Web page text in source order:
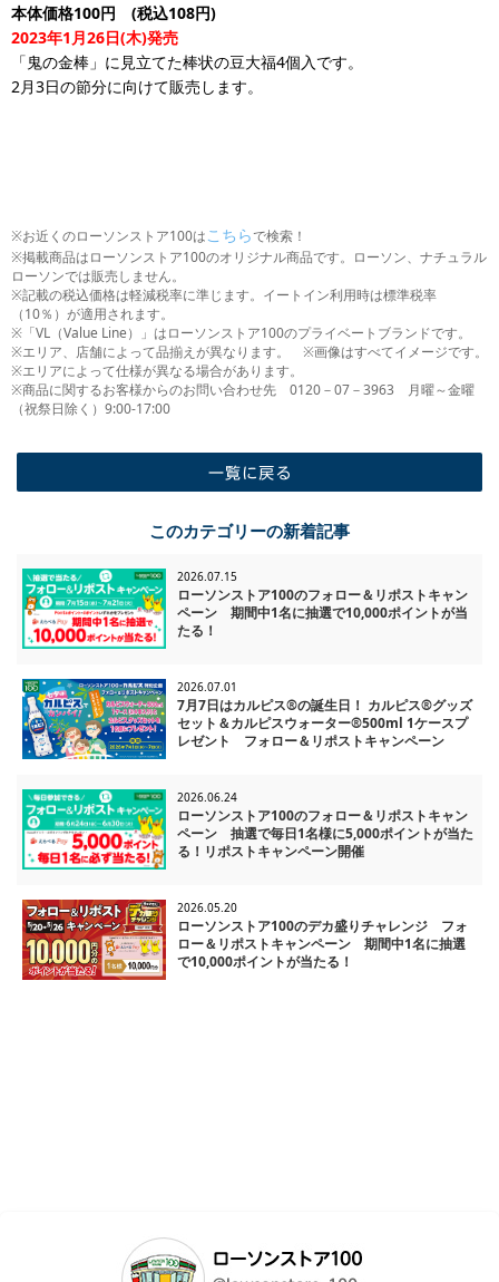
本体価格100円 (税込108円)
2023年1月26日(木)発売
「鬼の金棒」に見立てた棒状の豆大福4個入です。
2月3日の節分に向けて販売します。
※お近くのローソンストア100はこちらで検索！
※掲載商品はローソンストア100のオリジナル商品です。ローソン、ナチュラル
ローソンでは販売しません。
※記載の税込価格は軽減税率に準じます。イートイン利用時は標準税率
（10％）が適用されます。
※「VL（Value Line）」はローソンストア100のプライベートブランドです。
※エリア、店舗によって品揃えが異なります。 ※画像はすべてイメージです。
※エリアによって仕様が異なる場合があります。
※商品に関するお客様からのお問い合わせ先 0120－07－3963 月曜～金曜
（祝祭日除く）9:00-17:00
このカテゴリーの新着記事
2026.07.15
ローソンストア100のフォロー＆リポストキャン
ペーン 期間中1名に抽選で10,000ポイントが当
たる！
2026.07.01
7月7日はカルピス®の誕生日！ カルピス®グッズ
セット＆カルピスウォーター®500ml 1ケースプ
レゼント フォロー＆リポストキャンペーン
2026.06.24
ローソンストア100のフォロー＆リポストキャン
ペーン 抽選で毎日1名様に5,000ポイントが当た
る！リポストキャンペーン開催
2026.05.20
ローソンストア100のデカ盛りチャレンジ フォ
ロー＆リポストキャンペーン 期間中1名に抽選
で10,000ポイントが当たる！